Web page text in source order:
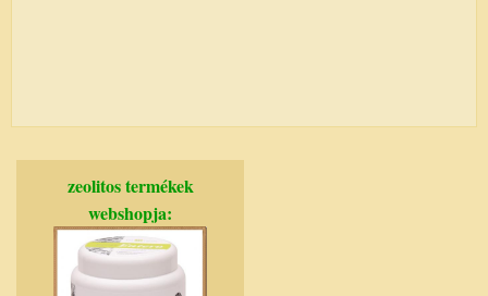
zeolitos termékek
webshopja: